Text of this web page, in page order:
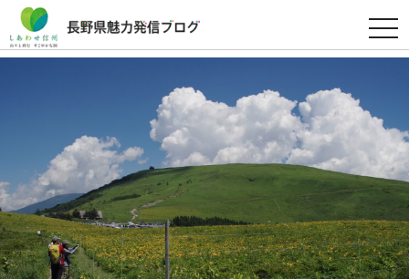
t
o
g
a
v
g
a
t
o
n